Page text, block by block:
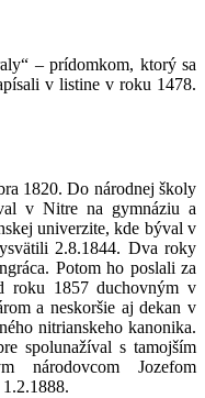
– prídomkom, ktorý sa
v listine v roku 1478.
1820. Do národnej školy
v Nitre na gymnáziu a
univerzite, kde býval v
2.8.1844. Dva roky
Potom ho poslali za
roku 1857 duchovným v
a neskoršie aj dekan v
nitrianskeho kanonika.
spolunažíval s tamojším
národovcom Jozefom